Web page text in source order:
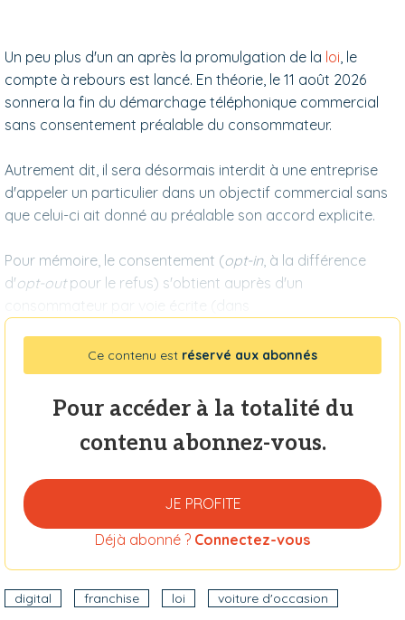
Un peu plus d'un an après la promulgation de la loi , le
compte à rebours est lancé. En théorie, le 11 août 2026
sonnera la fin du démarchage téléphonique commercial
sans consentement préalable du consommateur.
Autrement dit, il sera désormais interdit à une entreprise
d'appeler un particulier dans un objectif commercial sans
que celui-ci ait donné au préalable son accord explicite.
Pour mémoire, le consentement (opt-in, à la différence
d'opt-outpour le refus) s'obtient auprès d'un
consommateur par voie écrite (dans
Ce contenu est réservé aux abonnés
Pour accéder à la totalité du
contenu abonnez-vous.
JE PROFITE
Déjà abonné ? Connectez-vous
digital franchise loi voiture d'occasion